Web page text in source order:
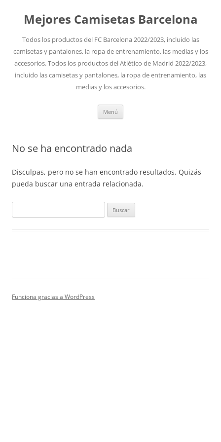
Mejores Camisetas Barcelona
Todos los productos del FC Barcelona 2022/2023, incluido las
camisetas y pantalones, la ropa de entrenamiento, las medias y los
accesorios. Todos los productos del Atlético de Madrid 2022/2023,
incluido las camisetas y pantalones, la ropa de entrenamiento, las
medias y los accesorios.
Menú
No se ha encontrado nada
Disculpas, pero no se han encontrado resultados. Quizás
pueda buscar una entrada relacionada.
Funciona gracias a WordPress